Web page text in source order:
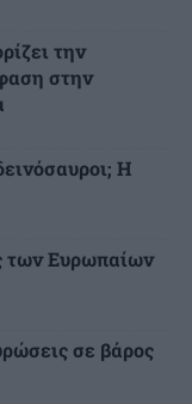
την
στην
Η
των Ευρωπαίων
σε βάρος